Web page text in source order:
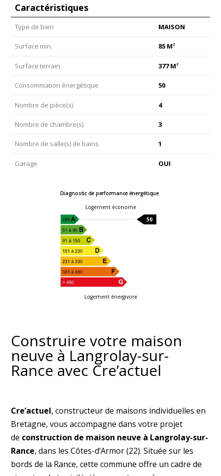
Caractéristiques
Type de bien MAISON
Surface min. 85 M 2
Surface terrain 377 M 2
Consommation énergétique 50
Nombre de pièce(s) 4
Nombre de chambre(s) 3
Nombre de salle(s) de bains 1
Garage OUI
Diagnostic de performance énergétique
Logement économe
50
Logement énergivore
Construire votre maison
neuve à Langrolay-sur-
Rance avec Cre’actuel
Cre’actuel, constructeur de maisons individuelles en
Bretagne, vous accompagne dans votre projet
de construction de maison neuve à Langrolay-sur-
Rance, dans les Côtes-d’Armor (22). Située sur les
bords de la Rance, cette commune offre un cadre de